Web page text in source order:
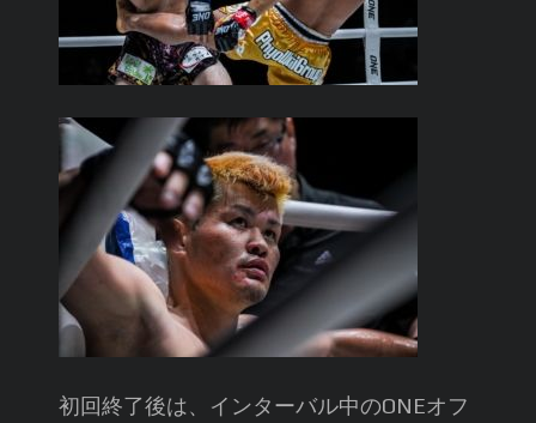
初回終了後は、インターバル中のONEオフ